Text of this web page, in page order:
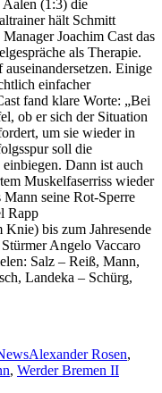
Aalen (1:3) die
hält Schmitt
Joachim Cast das
als Therapie.
Einige
einfacher
fand klare Worte: „Bei
ob er sich der Situation
um sie wieder in
soll die
Dann ist auch
Muskelfaserriss wieder
seine Rot-Sperre
Rapp
bis zum Jahresende
Angelo Vaccaro
Salz – Reiß, Mann,
Landeka – Schürg,
Schlagwörter
Alexander Rosen,
, Werder Bremen II